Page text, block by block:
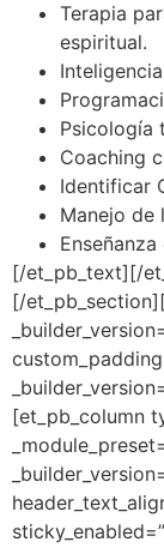
Terapia
espiritual.
Psicología
Coaching
Identificar
Manejo de
Enseñanza
[/et_pb_text][/
[/
[et_pb_column